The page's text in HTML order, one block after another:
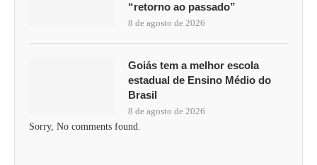
“retorno ao passado”
8 de agosto de 2026
Goiás tem a melhor escola
estadual de Ensino Médio do
Brasil
8 de agosto de 2026
Sorry, No comments found.